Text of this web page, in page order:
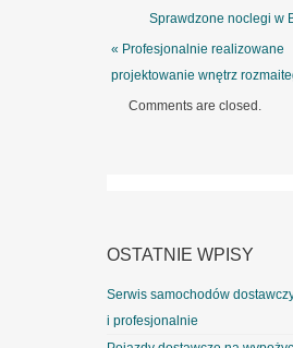
Sprawdzone noclegi w
« Profesjonalnie realizowane
projektowanie wnętrz
Comments are closed.
OSTATNIE WPISY
Serwis samochodów
i profesjonalnie